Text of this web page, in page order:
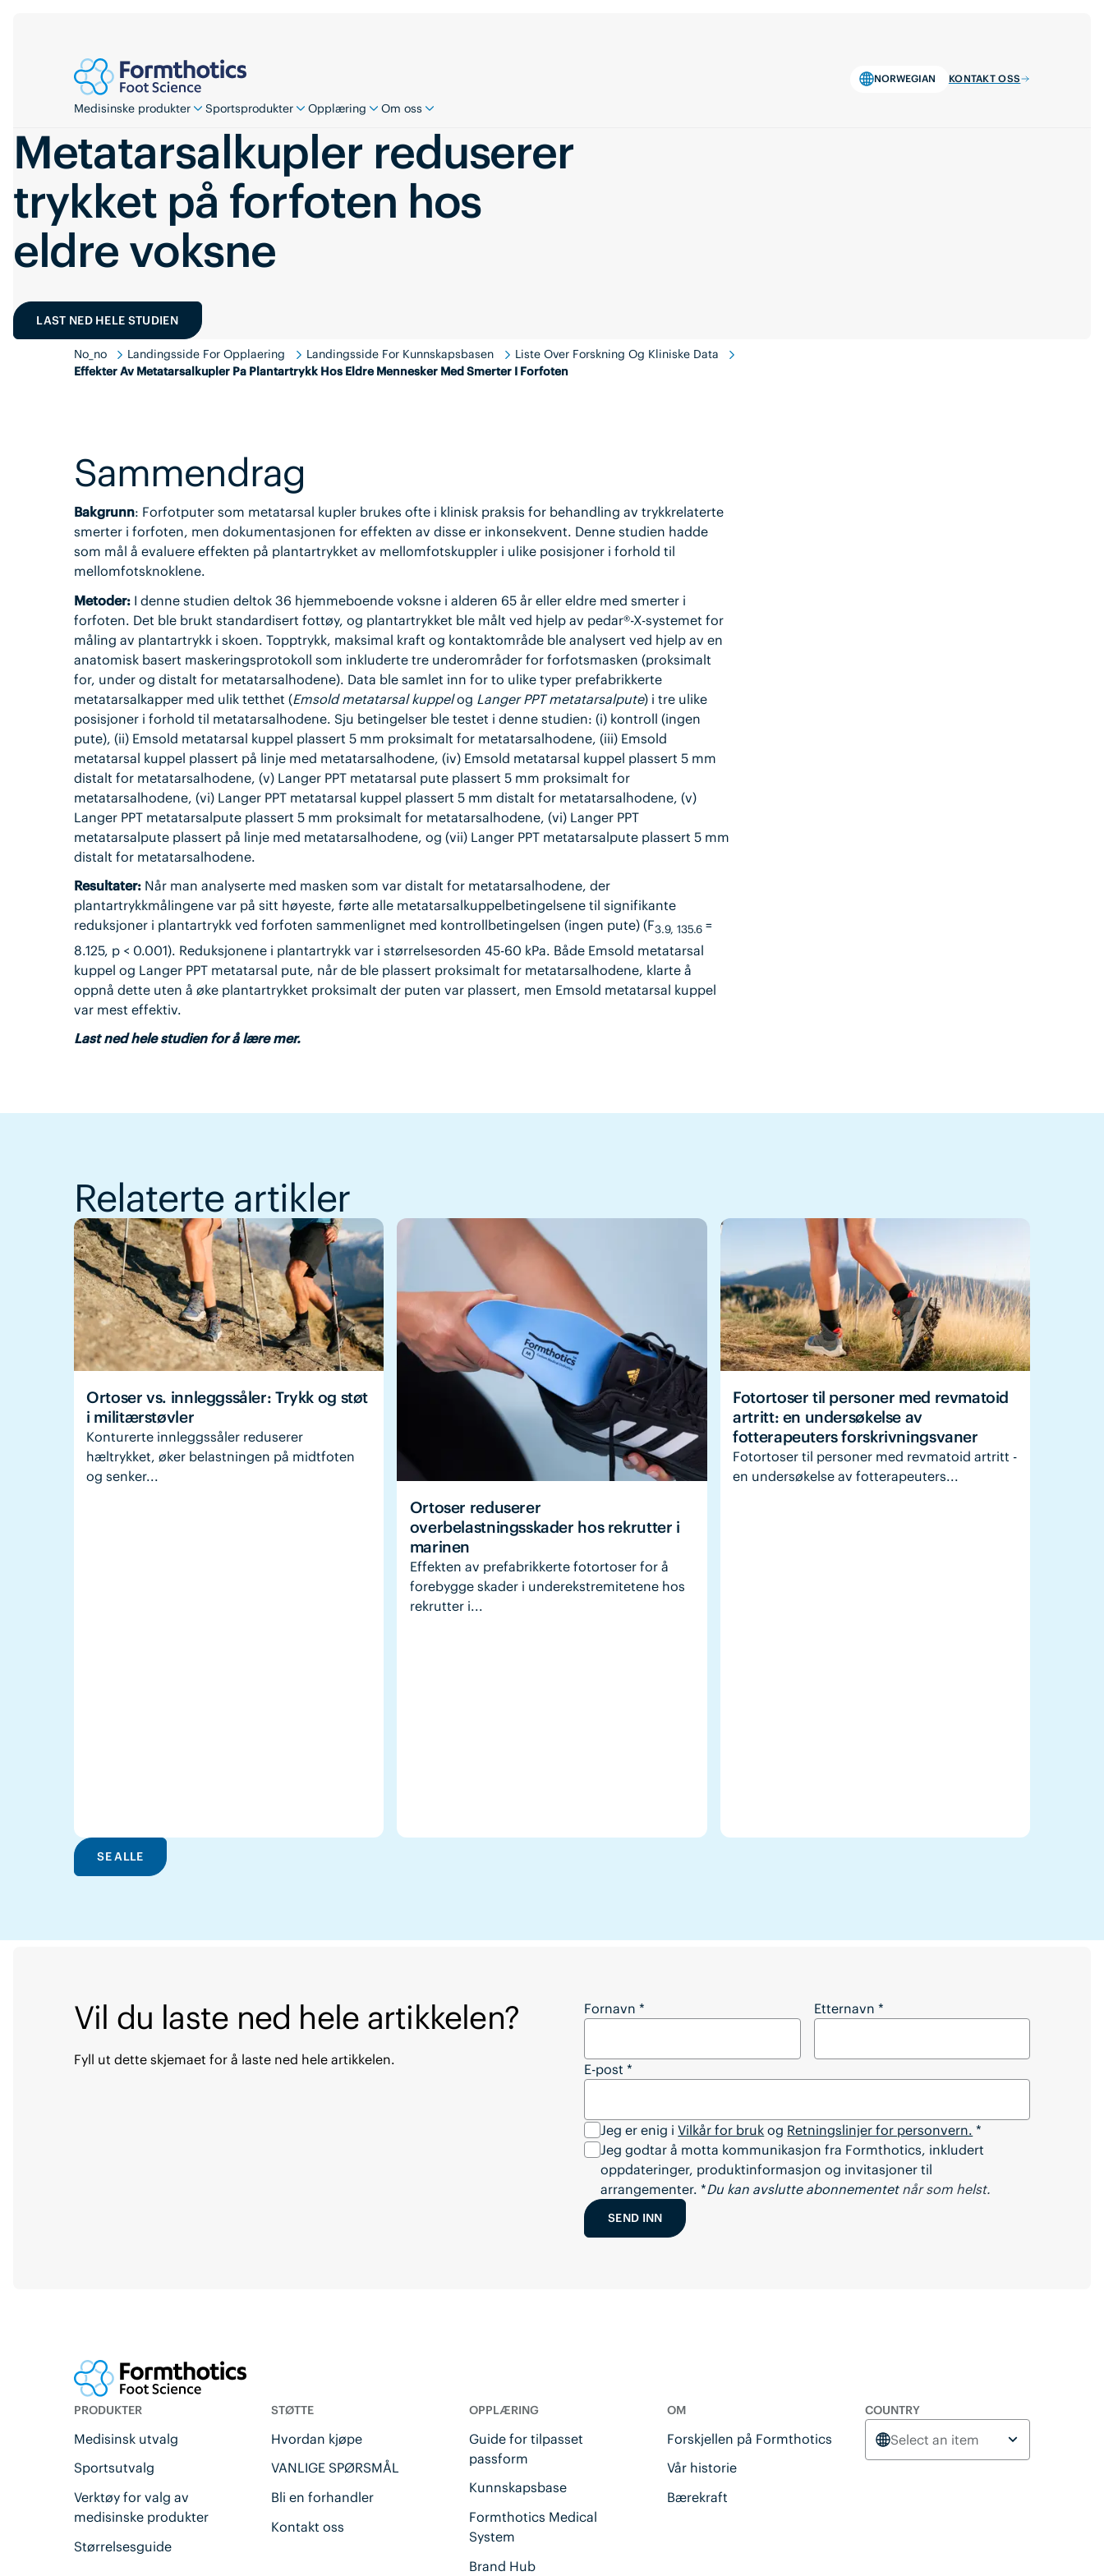
NORWEGIAN KONTAKT OSS
Medisinske produkter Sportsprodukter Opplæring Om oss
Metatarsalkupler reduserer
trykket på forfoten hos
eldre voksne
LAST NED HELE STUDIEN
No_no Landingsside For Opplaering Landingsside For Kunnskapsbasen
Liste Over Forskning Og Kliniske Data
Effekter Av Metatarsalkupler Pa Plantartrykk Hos Eldre Mennesker Med Smerter I Forfoten
Sammendrag
Bakgrunn: Forfotputer som metatarsal kupler brukes ofte i klinisk praksis for behandling av trykkrelaterte
smerter i forfoten, men dokumentasjonen for effekten av disse er inkonsekvent. Denne studien hadde
som mål å evaluere effekten på plantartrykket av mellomfotskuppler i ulike posisjoner i forhold til
mellomfotsknoklene.
Metoder:I denne studien deltok 36 hjemmeboende voksne i alderen 65 år eller eldre med smerter i
forfoten. Det ble brukt standardisert fottøy, og plantartrykket ble målt ved hjelp av pedar®-X-systemet for
måling av plantartrykk i skoen. Topptrykk, maksimal kraft og kontaktområde ble analysert ved hjelp av en
anatomisk basert maskeringsprotokoll som inkluderte tre underområder for forfotsmasken (proksimalt
for, under og distalt for metatarsalhodene). Data ble samlet inn for to ulike typer prefabrikkerte
metatarsalkapper med ulik tetthet (Emsold metatarsal kuppelog Langer PPT metatarsalpute) i tre ulike
posisjoner i forhold til metatarsalhodene. Sju betingelser ble testet i denne studien: (i) kontroll (ingen
pute), (ii) Emsold metatarsal kuppel plassert 5 mm proksimalt for metatarsalhodene, (iii) Emsold
metatarsal kuppel plassert på linje med metatarsalhodene, (iv) Emsold metatarsal kuppel plassert 5 mm
distalt for metatarsalhodene, (v) Langer PPT metatarsal pute plassert 5 mm proksimalt for
metatarsalhodene, (vi) Langer PPT metatarsal kuppel plassert 5 mm distalt for metatarsalhodene, (v)
Langer PPT metatarsalpute plassert 5 mm proksimalt for metatarsalhodene, (vi) Langer PPT
metatarsalpute plassert på linje med metatarsalhodene, og (vii) Langer PPT metatarsalpute plassert 5 mm
distalt for metatarsalhodene.
Resultater:Når man analyserte med masken som var distalt for metatarsalhodene, der
plantartrykkmålingene var på sitt høyeste, førte alle metatarsalkuppelbetingelsene til signifikante
reduksjoner i plantartrykk ved forfoten sammenlignet med kontrollbetingelsen (ingen pute) (F3.9, 135.6=
8.125, p < 0.001). Reduksjonene i plantartrykk var i størrelsesorden 45-60 kPa. Både Emsold metatarsal
kuppel og Langer PPT metatarsal pute, når de ble plassert proksimalt for metatarsalhodene, klarte å
oppnå dette uten å øke plantartrykket proksimalt der puten var plassert, men Emsold metatarsal kuppel
var mest effektiv.
Last ned hele studien for å lære mer.
Relaterte artikler
Ortoser vs. innleggssåler: Trykk og støt
i militærstøvler
Konturerte innleggssåler reduserer
hæltrykket, øker belastningen på midtfoten
og senker...
Ortoser reduserer
overbelastningsskader hos rekrutter i
marinen
Effekten av prefabrikkerte fotortoser for å
forebygge skader i underekstremitetene hos
rekrutter i...
Fotortoser til personer med revmatoid
artritt: en undersøkelse av
fotterapeuters forskrivningsvaner
Fotortoser til personer med revmatoid artritt -
en undersøkelse av fotterapeuters...
SE ALLE
Vil du laste ned hele artikkelen?
Fyll ut dette skjemaet for å laste ned hele artikkelen.
Vil du laste ned hele artikkelen?
Fornavn * Etternavn *
E-post *
Jeg er enig iVilkår for bruk og Retningslinjer for personvern. *
Jeg godtar å motta kommunikasjon fra Formthotics, inkludert
oppdateringer, produktinformasjon og invitasjoner til
arrangementer. *Du kan avslutte abonnementetnår som helst.
SEND INN
PRODUKTER
Medisinsk utvalg
Sportsutvalg
Verktøy for valg av
medisinske produkter
Størrelsesguide
STØTTE
Hvordan kjøpe
VANLIGE SPØRSMÅL
Bli en forhandler
Kontakt oss
OPPLÆRING
Guide for tilpasset
passform
Kunnskapsbase
Formthotics Medical
System
Brand Hub
OM
Forskjellen på Formthotics
Vår historie
Bærekraft
COUNTRY
Select an item